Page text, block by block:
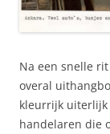
Na een snelle
overal
kleurrijk uiterlijk
handelaren die